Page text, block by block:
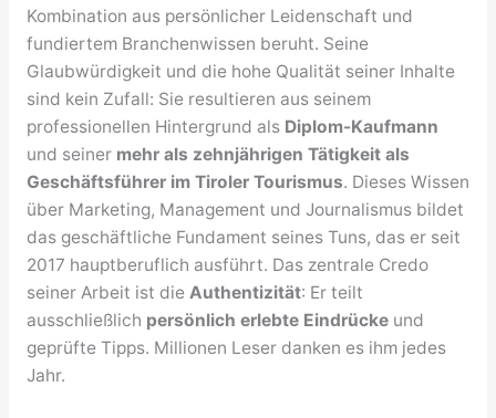
Kombination aus persönlicher Leidenschaft und
fundiertem Branchenwissen beruht. Seine
Glaubwürdigkeit und die hohe Qualität seiner Inhalte
sind kein Zufall: Sie resultieren aus seinem
professionellen Hintergrund als Diplom-Kaufmann
und seiner mehr als zehnjährigen Tätigkeit als
Geschäftsführer im Tiroler Tourismus. Dieses Wissen
über Marketing, Management und Journalismus bildet
das geschäftliche Fundament seines Tuns, das er seit
2017 hauptberuflich ausführt. Das zentrale Credo
seiner Arbeit ist die Authentizität: Er teilt
ausschließlich persönlich erlebte Eindrückeund
geprüfte Tipps. Millionen Leser danken es ihm jedes
Jahr.